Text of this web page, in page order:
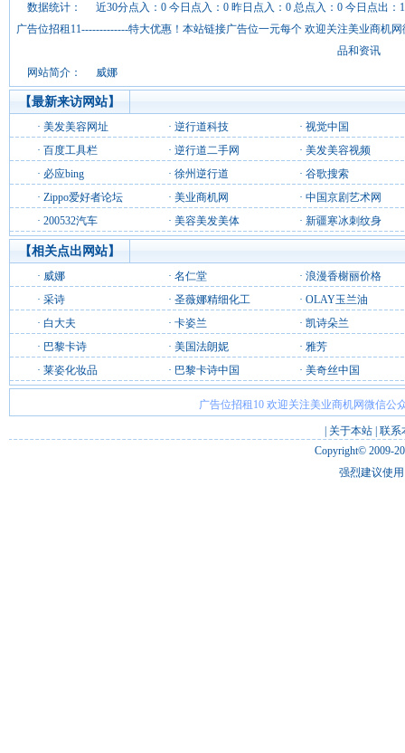
数据统计：
近30分点入：0 今日点入：0 昨日点入：0 总点入：0 今日点出：
广告位招租11-------------特大优惠！本站链接广告位一元每个 欢迎关注美业商机
品和资讯
网站简介：
威娜
【最新来访网站】
· 美发美容网址 · 逆行道科技 · 视觉中国
· 百度工具栏 · 逆行道二手网 · 美发美容视频
· 必应bing · 徐州逆行道 · 谷歌搜索
· Zippo爱好者论坛 · 美业商机网 · 中国京剧艺术网
· 200532汽车 · 美容美发美体 · 新疆寒冰刺纹身
【相关点出网站】
· 威娜 · 名仁堂 · 浪漫香榭丽价格
· 采诗 · 圣薇娜精细化工 · OLAY玉兰油
· 白大夫 · 卡姿兰 · 凯诗朵兰
· 巴黎卡诗 · 美国法朗妮 · 雅芳
· 莱姿化妆品 · 巴黎卡诗中国 · 美奇丝中国
广告位招租10 欢迎关注美业商机网微信公
关于本站 联系
Copyright© 2009-
强烈建议使